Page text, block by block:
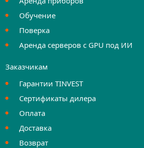
Обучение
Поверка
Аренда серверов с GPU под ИИ
Заказчикам
Гарантии TINVEST
Сертификаты дилера
Оплата
Доставка
Возврат